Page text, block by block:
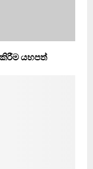
කිරීම යහපත්